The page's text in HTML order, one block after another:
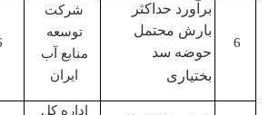
برآورد حداکثر
بارش محتمل
حوضه سد
منابع آب
اداره کل